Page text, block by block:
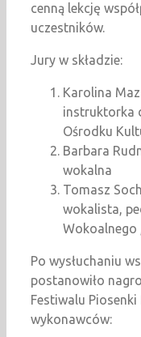
cenną lekcję
uczestników.
Jury w składzie:
Karolina
instruktorka
Ośrodku
Barbara
wokalna
Tomasz
wokalista,
Wokoalnego
Po wysłuchaniu
postanowiło
Festiwalu
wykonawców: